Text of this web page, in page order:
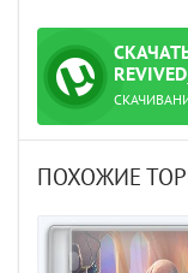
ТОРРЕНТ
ПОХОЖИЕ